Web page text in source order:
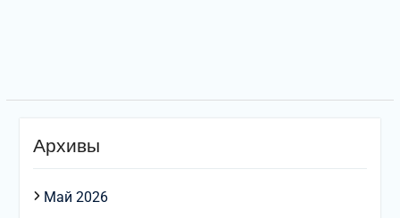
Архивы
Май 2026